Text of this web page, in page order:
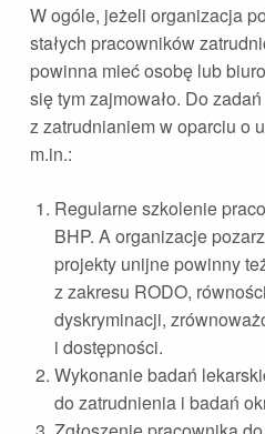
W ogóle, jeżeli organizacja
stałych pracowników
powinna mieć osobę lub
się tym zajmowało. Do
z zatrudnianiem w oparciu o
m.in.:
Regularne szkolenie
BHP. A organizacje
projekty unijne powinny
z zakresu RODO,
dyskryminacji,
i dostępności.
Wykonanie badań
do zatrudnienia i badań